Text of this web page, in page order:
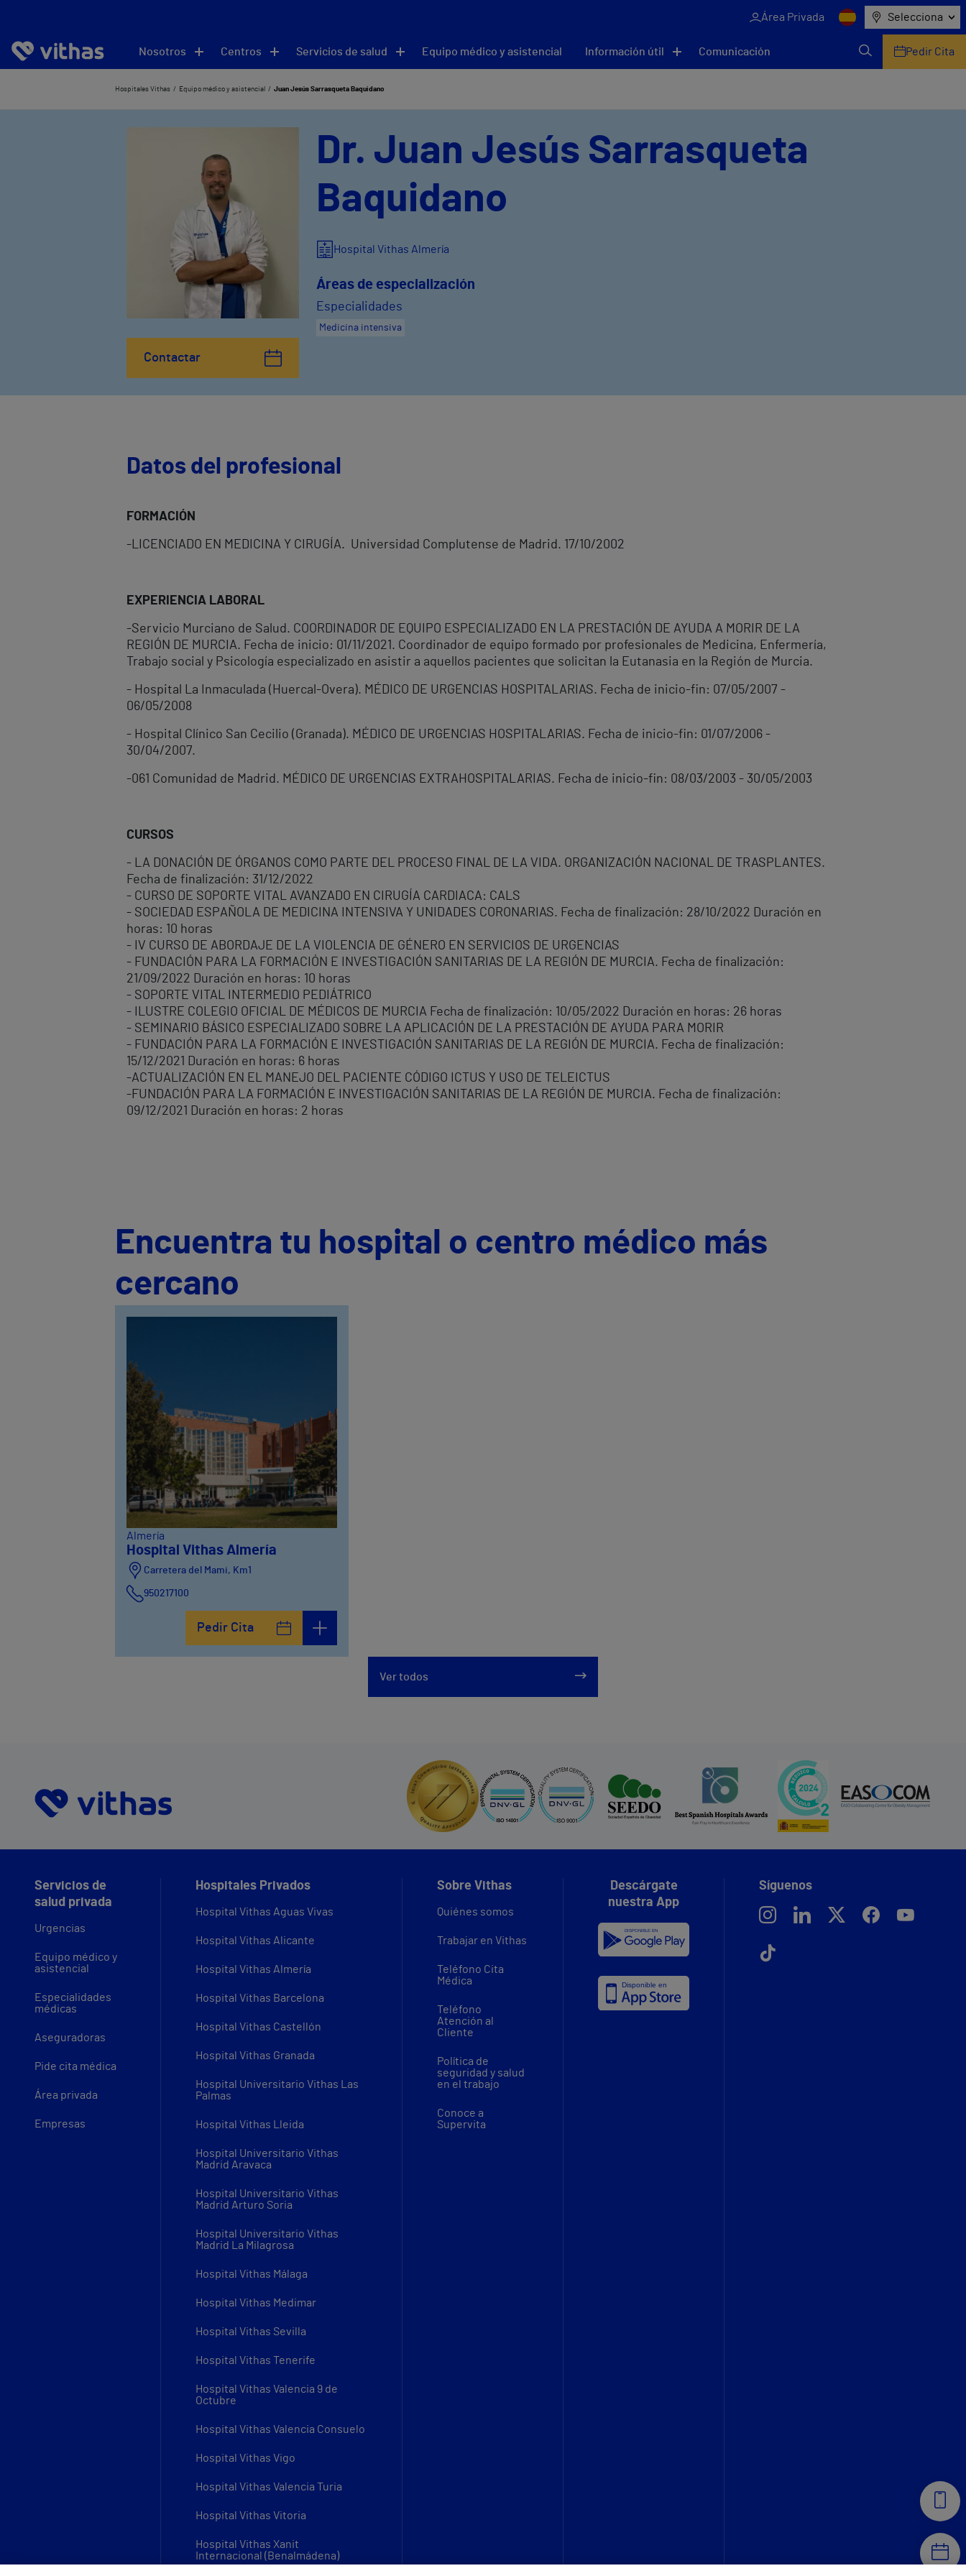
Área Privada Selecciona
Nosotros Centros Servicios de salud Equipo médico y asistencial Información útil Comunicación Pedir Cita
Hospitales Vithas Equipo médico y asistencial Juan Jesús Sarrasqueta Baquidano
Contactar
Dr. Juan Jesús Sarrasqueta
Baquidano
Hospital Vithas Almería
Áreas de especialización
Especialidades
Medicina intensiva
Datos del profesional
FORMACIÓN
-LICENCIADO EN MEDICINA Y CIRUGÍA. Universidad Complutense de Madrid. 17/10/2002
EXPERIENCIA LABORAL
-Servicio Murciano de Salud. COORDINADOR DE EQUIPO ESPECIALIZADO EN LA PRESTACIÓN DE AYUDA A MORIR DE LA
REGIÓN DE MURCIA. Fecha de inicio: 01/11/2021. Coordinador de equipo formado por profesionales de Medicina, Enfermería,
Trabajo social y Psicología especializado en asistir a aquellos pacientes que solicitan la Eutanasia en la Región de Murcia.
- Hospital La Inmaculada (Huercal-Overa). MÉDICO DE URGENCIAS HOSPITALARIAS. Fecha de inicio-fin: 07/05/2007 -
06/05/2008
- Hospital Clínico San Cecilio (Granada). MÉDICO DE URGENCIAS HOSPITALARIAS. Fecha de inicio-fin: 01/07/2006 -
30/04/2007.
-061 Comunidad de Madrid. MÉDICO DE URGENCIAS EXTRAHOSPITALARIAS. Fecha de inicio-fin: 08/03/2003 - 30/05/2003
CURSOS
- LA DONACIÓN DE ÓRGANOS COMO PARTE DEL PROCESO FINAL DE LA VIDA. ORGANIZACIÓN NACIONAL DE TRASPLANTES.
Fecha de finalización: 31/12/2022
- CURSO DE SOPORTE VITAL AVANZADO EN CIRUGÍA CARDIACA: CALS
- SOCIEDAD ESPAÑOLA DE MEDICINA INTENSIVA Y UNIDADES CORONARIAS. Fecha de finalización: 28/10/2022 Duración en
horas: 10 horas
- IV CURSO DE ABORDAJE DE LA VIOLENCIA DE GÉNERO EN SERVICIOS DE URGENCIAS
- FUNDACIÓN PARA LA FORMACIÓN E INVESTIGACIÓN SANITARIAS DE LA REGIÓN DE MURCIA. Fecha de finalización:
21/09/2022 Duración en horas: 10 horas
- SOPORTE VITAL INTERMEDIO PEDIÁTRICO
- ILUSTRE COLEGIO OFICIAL DE MÉDICOS DE MURCIA Fecha de finalización: 10/05/2022 Duración en horas: 26 horas
- SEMINARIO BÁSICO ESPECIALIZADO SOBRE LA APLICACIÓN DE LA PRESTACIÓN DE AYUDA PARA MORIR
- FUNDACIÓN PARA LA FORMACIÓN E INVESTIGACIÓN SANITARIAS DE LA REGIÓN DE MURCIA. Fecha de finalización:
15/12/2021 Duración en horas: 6 horas
-ACTUALIZACIÓN EN EL MANEJO DEL PACIENTE CÓDIGO ICTUS Y USO DE TELEICTUS
-FUNDACIÓN PARA LA FORMACIÓN E INVESTIGACIÓN SANITARIAS DE LA REGIÓN DE MURCIA. Fecha de finalización:
09/12/2021 Duración en horas: 2 horas
Encuentra tu hospital o centro médico más
cercano
Almería
Hospital Vithas Almería
Carretera del Mami, Km1
950217100
Pedir Cita
Ver todos
Servicios de
salud privada
Urgencias
Equipo médico y
asistencial
Especialidades
médicas
Aseguradoras
Pide cita médica
Área privada
Empresas
Hospitales Privados
Hospital Vithas Aguas Vivas
Hospital Vithas Alicante
Hospital Vithas Almería
Hospital Vithas Barcelona
Hospital Vithas Castellón
Hospital Vithas Granada
Hospital Universitario Vithas Las
Palmas
Hospital Vithas Lleida
Hospital Universitario Vithas
Madrid Aravaca
Hospital Universitario Vithas
Madrid Arturo Soria
Hospital Universitario Vithas
Madrid La Milagrosa
Hospital Vithas Málaga
Hospital Vithas Medimar
Hospital Vithas Sevilla
Hospital Vithas Tenerife
Hospital Vithas Valencia 9 de
Octubre
Hospital Vithas Valencia Consuelo
Hospital Vithas Vigo
Hospital Vithas Valencia Turia
Hospital Vithas Vitoria
Hospital Vithas Xanit
Internacional (Benalmádena)
Sobre Vithas
Quiénes somos
Trabajar en Vithas
Teléfono Cita
Médica
Teléfono
Atención al
Cliente
Política de
seguridad y salud
en el trabajo
Conoce a
Supervita
Descárgate
nuestra App
Síguenos